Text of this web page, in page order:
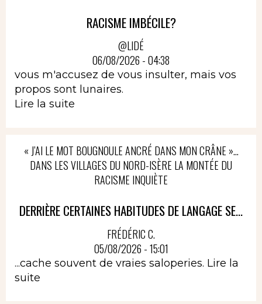
RACISME IMBÉCILE?
@LIDÉ
06/08/2026 - 04:38
vous m'accusez de vous insulter, mais vos
propos sont lunaires.
Lire la suite
« J’AI LE MOT BOUGNOULE ANCRÉ DANS MON CRÂNE »…
DANS LES VILLAGES DU NORD-ISÈRE LA MONTÉE DU
RACISME INQUIÈTE
DERRIÈRE CERTAINES HABITUDES DE LANGAGE SE...
FRÉDÉRIC C.
05/08/2026 - 15:01
...cache souvent de vraies saloperies. Lire la
suite